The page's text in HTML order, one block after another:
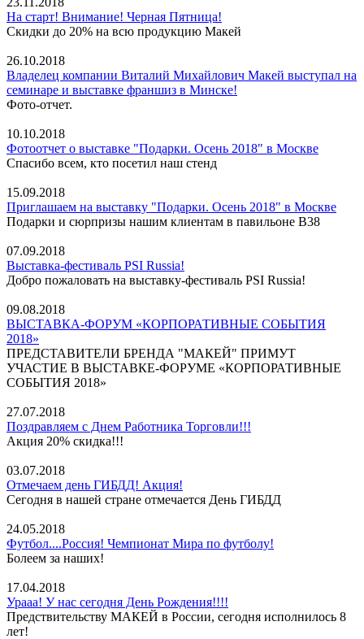
На старт! Внимание! Черная Пятница!
Скидки до 20% на всю продукцию Макей
26.10.2018
Владелец компании Виталий Михайлович Макей выступал на
семинаре и выставке франшиз в Минске!
Фото-отчет.
10.10.2018
Фотоотчет о выставке "Подарки. Осень 2018" в Москве
Спасибо всем, кто посетил наш стенд
15.09.2018
Приглашаем на выставку "Подарки. Осень 2018" в Москве
Подарки и сюрпризы нашим клиентам в павильоне В38
07.09.2018
Выставка-фестиваль PSI Russia!
Добро пожаловать на выставку-фестиваль PSI Russia!
09.08.2018
ВЫСТАВКА-ФОРУМ «КОРПОРАТИВНЫЕ СОБЫТИЯ
2018»
ПРЕДСТАВИТЕЛИ БРЕНДА "МАКЕЙ" ПРИМУТ
УЧАСТИЕ В ВЫСТАВКЕ-ФОРУМЕ «КОРПОРАТИВНЫЕ
СОБЫТИЯ 2018»
27.07.2018
Поздравляем с Днем Работника Торговли!!!
Акция 20% скидка!!!
03.07.2018
Отмечаем день ГИБДД! Акция!
Сегодня в нашей стране отмечается День ГИБДД
24.05.2018
Футбол....Россия! Чемпионат Мира по футболу!
Болеем за наших!
17.04.2018
Урааа! У нас сегодня День Рождения!!!!
Предствительству МАКЕЙ в России, сегодня исполнилось 8
лет!